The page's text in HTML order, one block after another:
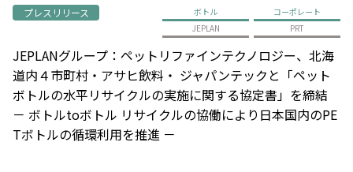
プレスリリース ボトル
コーポレート
JEPLAN
PRT
JEPLANグループ：ペットリファインテクノロジー、北海
道内４市町村・アサヒ飲料・ ジャパンテックと「ペット
ボトルの水平リサイクルの実施に関する協定書」を締結
－ ボトルtoボトル リサイクルの協働により日本国内のPE
Tボトルの循環利用を推進 －